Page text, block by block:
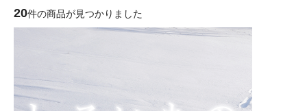
20件の商品が見つかりました